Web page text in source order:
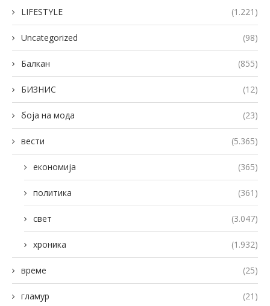
LIFESTYLE (1.221)
Uncategorized (98)
Балкан (855)
БИЗНИС (12)
боја на мода (23)
вести (5.365)
економија (365)
политика (361)
свет (3.047)
хроника (1.932)
време (25)
гламур (21)